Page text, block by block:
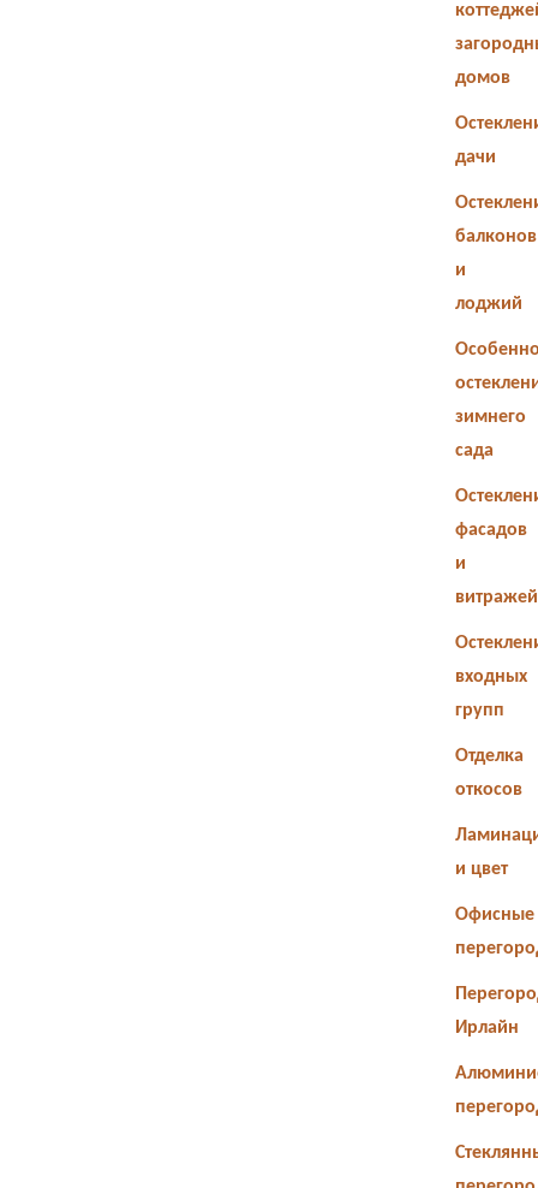
домов
дачи
балконов
и
лоджий
зимнего
сада
фасадов
и
витражей
входных
групп
Отделка
откосов
и цвет
Офисные
Ирлайн